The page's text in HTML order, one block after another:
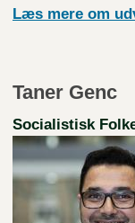
Læs mere om
Taner Genc
Socialistisk